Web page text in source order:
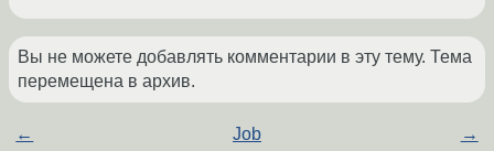
Вы не можете добавлять комментарии в эту тему. Тема
перемещена в архив.
← Job →